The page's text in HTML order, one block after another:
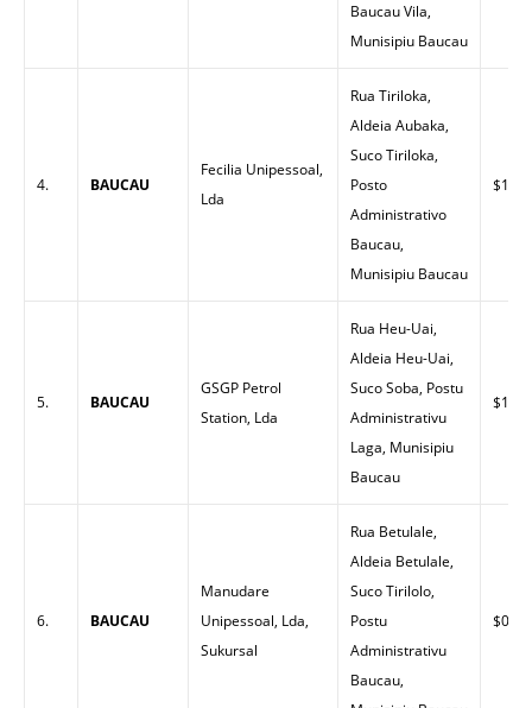
Baucau Vila,
Munisipiu Baucau
4. BAUCAU
Fecilia Unipessoal,
Lda
Rua Tiriloka,
Aldeia Aubaka,
Suco Tiriloka,
Posto
Administrativo
Baucau,
Munisipiu Baucau
$1.62
5. BAUCAU
GSGP Petrol
Station, Lda
Rua Heu-Uai,
Aldeia Heu-Uai,
Suco Soba, Postu
Administrativu
Laga, Munisipiu
Baucau
$1.52
6. BAUCAU
Manudare
Unipessoal, Lda,
Sukursal
Rua Betulale,
Aldeia Betulale,
Suco Tirilolo,
Postu
Administrativu
Baucau,
$0.00